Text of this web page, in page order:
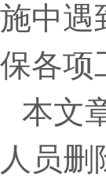
施中遇
保各项
本文
人员删